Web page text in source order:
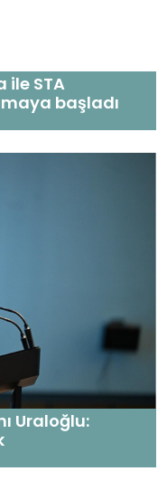
ile STA
başladı
Uraloğlu: